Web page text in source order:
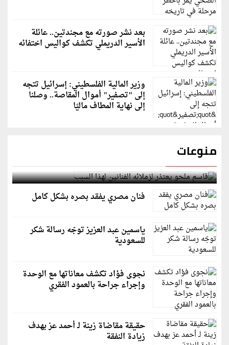
بعد نشر صورته مع مجندتين.. عائلة
الأسير الدريملي تكشف كواليس اختفائه
وزير المالية الفلسطيني: إسرائيل تتجه
إلى "تصفير" أموال المقاصة.. وصلنا
إلى نهاية المطاف ماليًا
منوعات
قاسم ملحو يعتذر لزملائه الفنانين لهذا السبب
فنان مصري يفقد بصره بشكل كامل
ياسمين عبد العزيز توجّه رسالة شكر
للسعودية
نجوى فؤاد تكشف معاناتها مع الوحدة
وإجراء جراحة بالعمود الفقري
حقيقة مقاضاة زينة لـ أحمد عز بهدف
زيادة النفقة